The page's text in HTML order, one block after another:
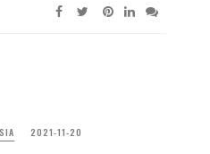
2021-11-20